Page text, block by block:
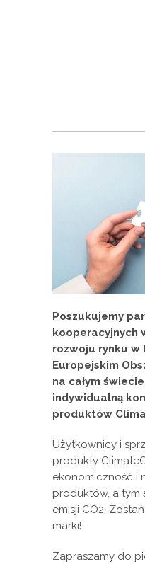
Poszukujemy
kooperacyjnych
rozwoju rynku w
Europejskim
na całym
indywidualną
produktów
Użytkownicy i
produkty
ekonomiczność i
produktów, a tym
emisji CO2.
marki!
Zapraszamy do